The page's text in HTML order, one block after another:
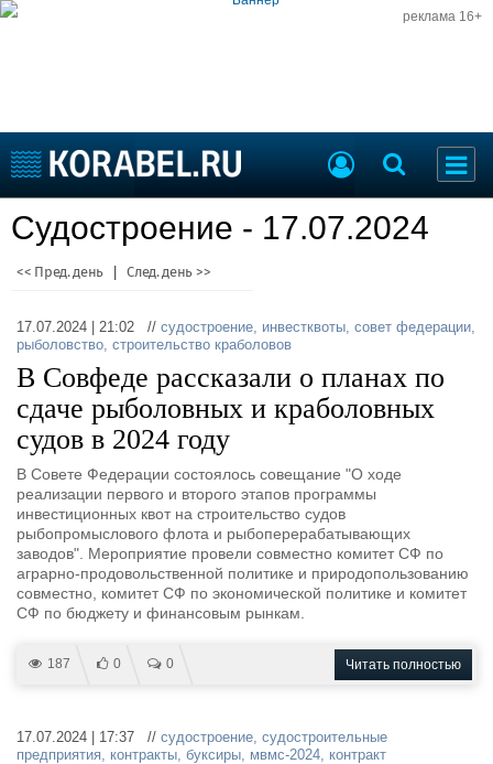
реклама 16+
Судоходство
Судоремонт
Пресс-релизы
Рыболовство
ВМФ
Образование
Яхты и катера
Судостроение
Пульс
Новости
Компании
Репутация
Работа
Крюинг
Журнал
Торговая площадка
Доска объявлений
Продажа флота
Оборудование
Изделия
Материалы
Услуги
Выставки и семинары
Галерея флота
Судостроение - 17.07.2024
<< Пред. день След. день >>
17.07.2024 | 21:02 // судостроение, инвестквоты, совет федерации,
рыболовство, строительство краболовов
В Совфеде рассказали о планах по
сдаче рыболовных и краболовных
судов в 2024 году
В Совете Федерации состоялось совещание "О ходе
реализации первого и второго этапов программы
инвестиционных квот на строительство судов
рыбопромыслового флота и рыбоперерабатывающих
заводов". Мероприятие провели совместно комитет СФ по
аграрно-продовольственной политике и природопользованию
совместно, комитет СФ по экономической политике и комитет
СФ по бюджету и финансовым рынкам.
187 0 0 Читать полностью
17.07.2024 | 17:37 // судостроение, судостроительные
предприятия, контракты, буксиры, мвмс-2024, контракт